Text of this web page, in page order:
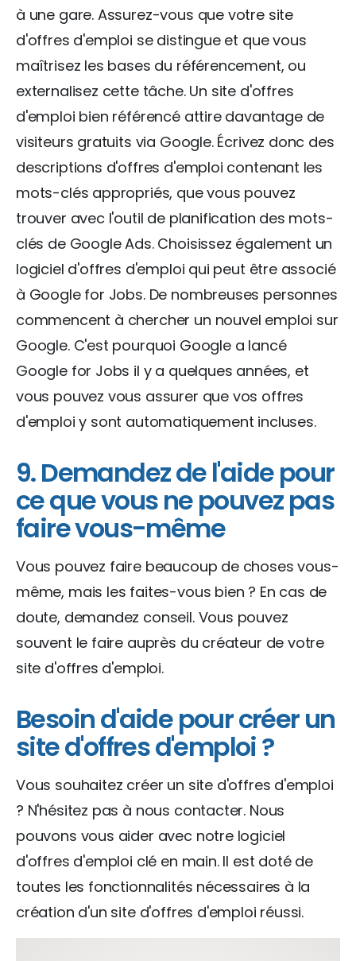
à une gare. Assurez-vous que votre site
d'offres d'emploi se distingue et que vous
maîtrisez les bases du référencement, ou
externalisez cette tâche. Un site d'offres
d'emploi bien référencé attire davantage de
visiteurs gratuits via Google. Écrivez donc des
descriptions d'offres d'emploi contenant les
mots-clés appropriés, que vous pouvez
trouver avec l'outil de planification des mots-
clés de Google Ads. Choisissez également un
logiciel d'offres d'emploi qui peut être associé
à Google for Jobs. De nombreuses personnes
commencent à chercher un nouvel emploi sur
Google. C'est pourquoi Google a lancé
Google for Jobs il y a quelques années, et
vous pouvez vous assurer que vos offres
d'emploi y sont automatiquement incluses.
9. Demandez de l'aide pour
ce que vous ne pouvez pas
faire vous-même
Vous pouvez faire beaucoup de choses vous-
même, mais les faites-vous bien ? En cas de
doute, demandez conseil. Vous pouvez
souvent le faire auprès du créateur de votre
site d'offres d'emploi.
Besoin d'aide pour créer un
site d'offres d'emploi ?
Vous souhaitez créer un site d'offres d'emploi
? N'hésitez pas à nous contacter. Nous
pouvons vous aider avec notre logiciel
d'offres d'emploi clé en main. Il est doté de
toutes les fonctionnalités nécessaires à la
création d'un site d'offres d'emploi réussi.